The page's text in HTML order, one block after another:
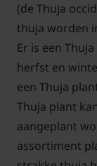
(de Thuja
thuja worden
Er is een
herfst en
een Thuja
Thuja plant
aangeplant
assortiment